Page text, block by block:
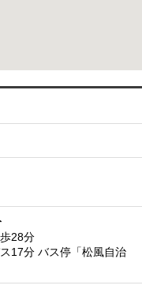
28分
17分 バス停「松風自治